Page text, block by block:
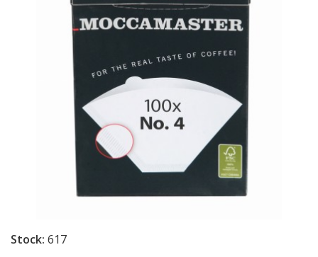
Stock: 617